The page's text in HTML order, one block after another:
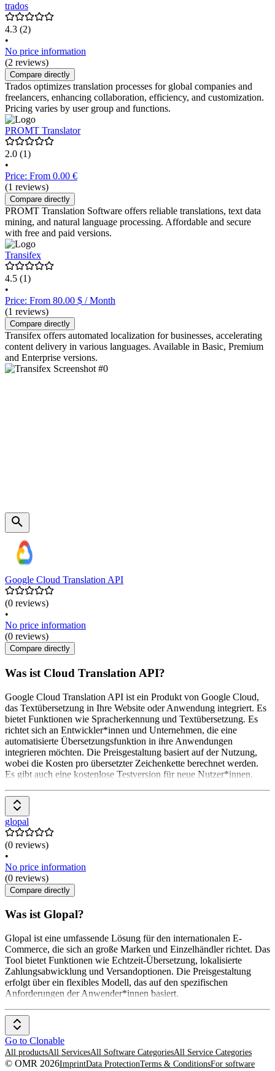
trados
4.3 (2)
•
No price information
(2 reviews)
Compare directly
Trados optimizes translation processes for global companies and
freelancers, enhancing collaboration, efficiency, and customization.
Pricing varies by user group and functions.
PROMT Translator
2.0 (1)
•
Price: From 0.00 €
(1 reviews)
Compare directly
PROMT Translation Software offers reliable translations, text data
mining, and natural language processing. Affordable and secure
with free and paid versions.
Transifex
4.5 (1)
•
Price: From 80.00 $ / Month
(1 reviews)
Compare directly
Transifex offers automated localization for businesses, accelerating
content delivery in various languages. Available in Basic, Premium
and Enterprise versions.
Google Cloud Translation API
(0 reviews)
•
No price information
(0 reviews)
Compare directly
Was ist Cloud Translation API?
Google Cloud Translation API ist ein Produkt von Google Cloud,
das Textübersetzung in Ihre Website oder Anwendung integriert. Es
bietet Funktionen wie Spracherkennung und Textübersetzung. Es
richtet sich an Entwickler*innen und Unternehmen, die eine
automatisierte Übersetzungsfunktion in ihre Anwendungen
integrieren möchten. Die Preisgestaltung basiert auf der Nutzung,
wobei die Kosten pro übersetzter Zeichenkette berechnet werden.
Es gibt auch eine kostenlose Testversion für neue Nutzer*innen.
glopal
(0 reviews)
•
No price information
(0 reviews)
Compare directly
Was ist Glopal?
Glopal ist eine umfassende Lösung für den internationalen E-
Commerce, die sich an große Marken und Einzelhändler richtet. Das
Tool bietet Funktionen wie Echtzeit-Übersetzung, lokalisierte
Zahlungsabwicklung und Versandoptionen. Die Preisgestaltung
erfolgt über ein flexibles Modell, das auf den spezifischen
Anforderungen der Anwender*innen basiert.
Go to Clonable
All productsAll ServicesAll Software CategoriesAll Service Categories
© OMR 2026ImprintData ProtectionTerms & ConditionsFor software